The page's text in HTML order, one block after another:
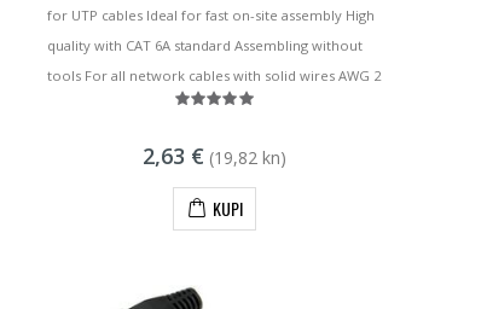
for UTP cables Ideal for fast on-site assembly High
quality with CAT 6A standard Assembling without
tools For all network cables with solid wires AWG 2
2,63 €(19,82 kn)
KUPI